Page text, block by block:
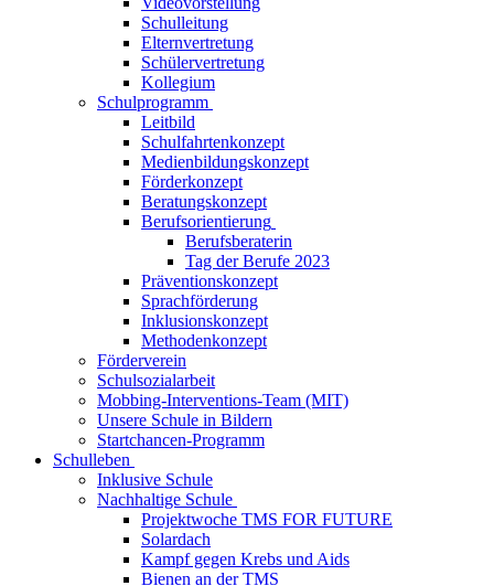
Schulleitung
Elternvertretung
Schülervertretung
Kollegium
Schulprogramm
Leitbild
Schulfahrtenkonzept
Medienbildungskonzept
Förderkonzept
Beratungskonzept
Berufsorientierung
Berufsberaterin
Tag der Berufe 2023
Präventionskonzept
Sprachförderung
Inklusionskonzept
Methodenkonzept
Förderverein
Schulsozialarbeit
Mobbing-Interventions-Team (MIT)
Unsere Schule in Bildern
Startchancen-Programm
Schulleben
Inklusive Schule
Nachhaltige Schule
Projektwoche TMS FOR FUTURE
Solardach
Kampf gegen Krebs und Aids
Bienen an der TMS